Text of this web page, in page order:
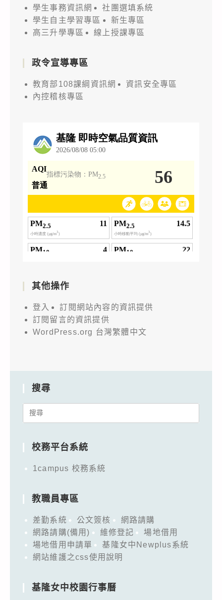
學生事務資訊網
社團選填系統
學生自主學習專區
新生專區
高三升學專區
線上授課專區
政令宣導專區
教育部108課綱資訊網
資訊安全專區
內控稽核專區
其他操作
登入
訂閱網站內容的資訊提供
訂閱留言的資訊提供
WordPress.org 台灣繁體中文
搜尋
Search
校務平台系統
1campus 校務系統
教職員專區
差勤系統 公文簽核
網路請購
網路請購(備用)
維修登記
場地借用
場地借用申請單
基隆女中Newplus系統
網站維護之css使用說明
基隆女中校園行事曆